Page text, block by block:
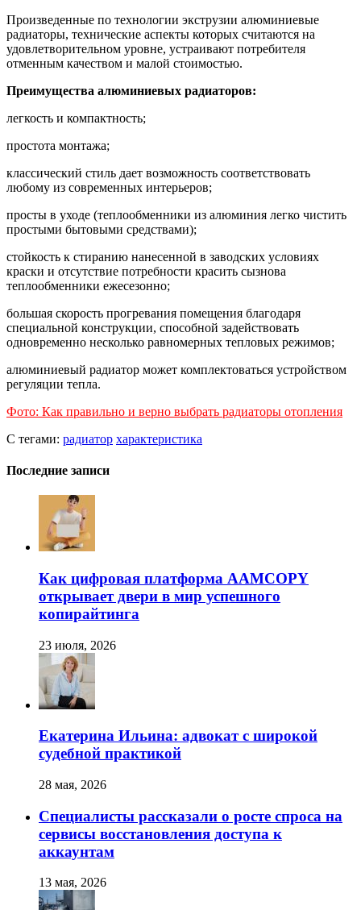
Произведенные по технологии экструзии алюминиевые
радиаторы, технические аспекты которых считаются на
удовлетворительном уровне, устраивают потребителя
отменным качеством и малой стоимостью.
Преимущества алюминиевых радиаторов:
легкость и компактность;
простота монтажа;
классический стиль дает возможность соответствовать
любому из современных интерьеров;
просты в уходе (теплообменники из алюминия легко чистить
простыми бытовыми средствами);
стойкость к стиранию нанесенной в заводских условиях
краски и отсутствие потребности красить сызнова
теплообменники ежесезонно;
большая скорость прогревания помещения благодаря
специальной конструкции, способной задействовать
одновременно несколько равномерных тепловых режимов;
алюминиевый радиатор может комплектоваться устройством
регуляции тепла.
Фото: Как правильно и верно выбрать радиаторы отопления
С тегами: радиатор характеристика
Последние записи
Как цифровая платформа AAMCOPY
открывает двери в мир успешного
копирайтинга
23 июля, 2026
Екатерина Ильина: адвокат с широкой
судебной практикой
28 мая, 2026
Специалисты рассказали о росте спроса на
сервисы восстановления доступа к
аккаунтам
13 мая, 2026